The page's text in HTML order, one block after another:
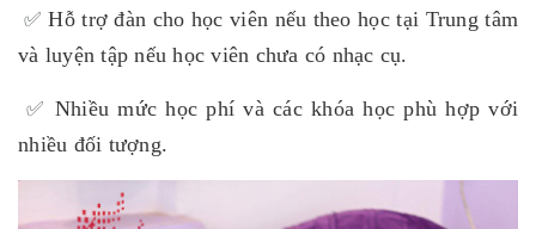
✅Hỗ trợ đàn cho học viên nếu theo học tại Trung tâm
và luyện tập nếu học viên chưa có nhạc cụ.
✅ Nhiều mức học phí và các khóa học phù hợp với
nhiều đối tượng.